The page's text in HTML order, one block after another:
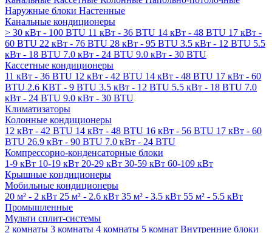
Наружные блоки Настенные
Канальные кондиционеры
> 30 кВт - 100 BTU 11 кВт - 36 BTU 14 кВт - 48 BTU 17 кВт -
60 BTU 22 кВт - 76 BTU 28 кВт - 95 BTU 3.5 кВт - 12 BTU 5.5
кВт - 18 BTU 7.0 кВт - 24 BTU 9.0 кВт - 30 BTU
Кассетные кондиционеры
11 кВт - 36 BTU 12 кВт - 42 BTU 14 кВт - 48 BTU 17 кВт - 60
BTU 2.6 КВТ - 9 BTU 3.5 кВт - 12 BTU 5.5 кВт - 18 BTU 7.0
кВт - 24 BTU 9.0 кВт - 30 BTU
Климатизаторы
Колонные кондиционеры
12 кВт - 42 BTU 14 кВт - 48 BTU 16 кВт - 56 BTU 17 кВт - 60
BTU 26.9 кВт - 90 BTU 7.0 кВт - 24 BTU
Компрессорно-конденсаторные блоки
1-9 кВт 10-19 кВт 20-29 кВт 30-59 кВт 60-109 кВт
Крышные кондиционеры
Мобильные кондиционеры
20 м² - 2 кВт 25 м² - 2.6 кВт 35 м² - 3.5 кВт 55 м² - 5.5 кВт
Промышленные
Мульти сплит-системы
2 комнаты 3 комнаты 4 комнаты 5 комнат Внутренние блоки